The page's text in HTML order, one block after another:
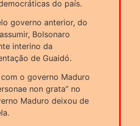
do país.
governo anterior, do
Bolsonaro
interino da
de Guaidó.
o governo Maduro
non grata” no
Maduro deixou de